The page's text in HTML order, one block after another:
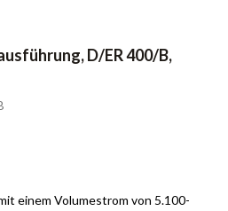
D/ER 400/B,
einem Volumestrom von 5.100-